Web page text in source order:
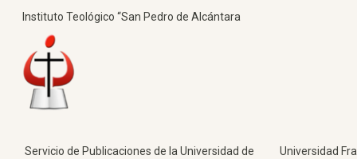
Instituto Teológico “San Pedro de Alcántara
Servicio de Publicaciones de la Universidad de
Universidad